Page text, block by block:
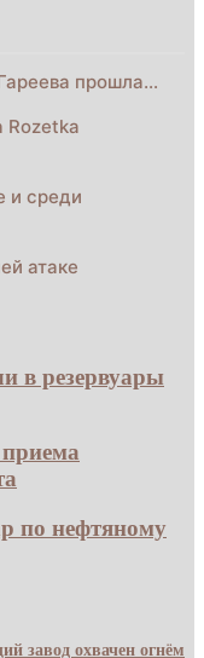
прошла…
Rozetka
и среди
атаке
в резервуары
по нефтяному
завод охвачен огнём